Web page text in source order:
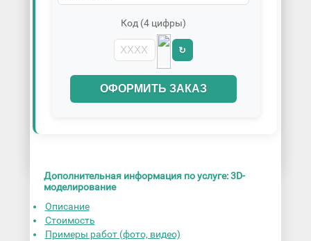
Код (4 цифры)
↻
ОФОРМИТЬ ЗАКАЗ
Дополнительная информация по услуге: 3D-
моделирование
Описание
Стоимость
Примеры работ (фото, видео)